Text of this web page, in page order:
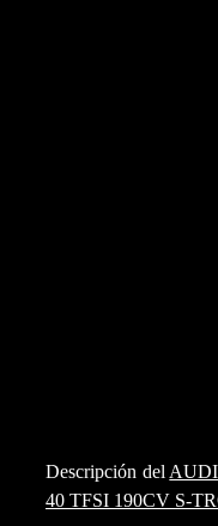
Descripción del
40 TFSI 190CV S-